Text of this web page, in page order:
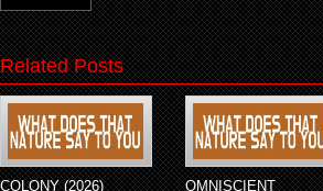
Related Posts
COLONY (2026)
OMNISCIENT